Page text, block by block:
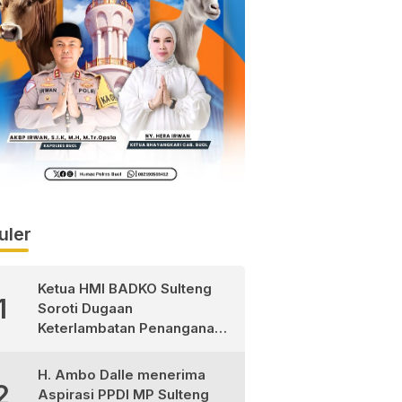
Ketua HMI BADKO Sulteng
Soroti Dugaan
Keterlambatan Penanganan
RSUD Morowali Utara
H. Ambo Dalle menerima
Aspirasi PPDI MP Sulteng